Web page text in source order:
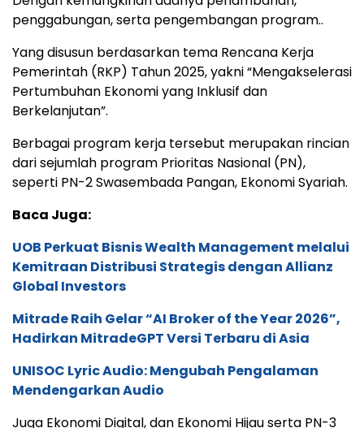
penggabungan, serta pengembangan program..
Yang disusun berdasarkan tema Rencana Kerja
Pemerintah (RKP) Tahun 2025, yakni “Mengakselerasi
Pertumbuhan Ekonomi yang Inklusif dan
Berkelanjutan”.
Berbagai program kerja tersebut merupakan rincian
dari sejumlah program Prioritas Nasional (PN),
seperti PN-2 Swasembada Pangan, Ekonomi Syariah.
Baca Juga:
UOB Perkuat Bisnis Wealth Management melalui
Kemitraan Distribusi Strategis dengan Allianz
Global Investors
Mitrade Raih Gelar “AI Broker of the Year 2026”,
Hadirkan MitradeGPT Versi Terbaru di Asia
UNISOC Lyric Audio: Mengubah Pengalaman
Mendengarkan Audio
Juga Ekonomi Digital, dan Ekonomi Hijau serta PN-3